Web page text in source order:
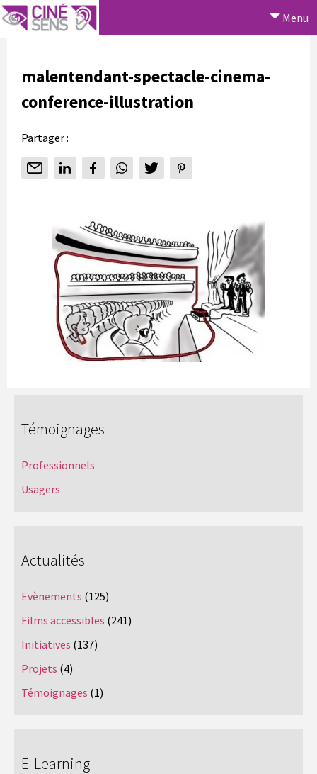
Menu
malentendant-spectacle-cinema-
conference-illustration
Partager :
Témoignages
Professionnels
Usagers
Actualités
Evènements (125)
Films accessibles (241)
Initiatives (137)
Projets (4)
Témoignages (1)
E-Learning